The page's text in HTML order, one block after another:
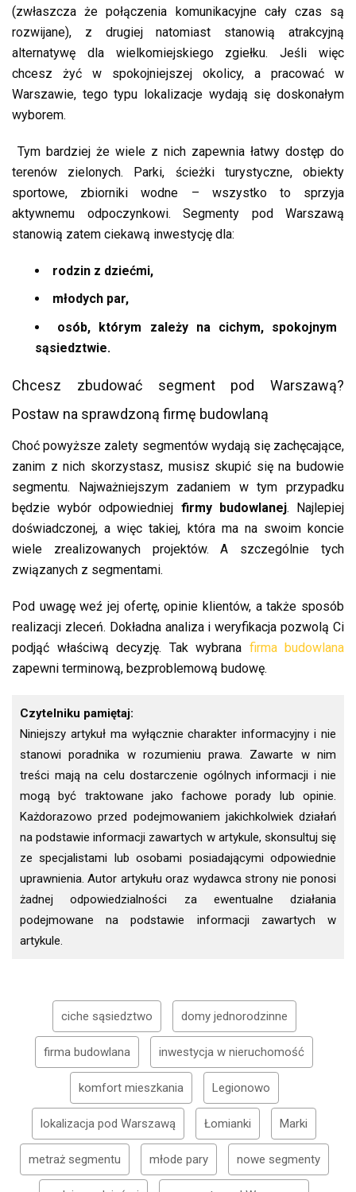
(zwłaszcza że połączenia komunikacyjne cały czas są
rozwijane), z drugiej natomiast stanowią atrakcyjną
alternatywę dla wielkomiejskiego zgiełku. Jeśli więc
chcesz żyć w spokojniejszej okolicy, a pracować w
Warszawie, tego typu lokalizacje wydają się doskonałym
wyborem.
Tym bardziej że wiele z nich zapewnia łatwy dostęp do
terenów zielonych. Parki, ścieżki turystyczne, obiekty
sportowe, zbiorniki wodne – wszystko to sprzyja
aktywnemu odpoczynkowi. Segmenty pod Warszawą
stanowią zatem ciekawą inwestycję dla:
rodzin z dziećmi,
młodych par,
osób, którym zależy na cichym, spokojnym
sąsiedztwie.
Chcesz zbudować segment pod Warszawą?
Postaw na sprawdzoną firmę budowlaną
Choć powyższe zalety segmentów wydają się zachęcające,
zanim z nich skorzystasz, musisz skupić się na budowie
segmentu. Najważniejszym zadaniem w tym przypadku
będzie wybór odpowiedniej firmy budowlanej. Najlepiej
doświadczonej, a więc takiej, która ma na swoim koncie
wiele zrealizowanych projektów. A szczególnie tych
związanych z segmentami.
Pod uwagę weź jej ofertę, opinie klientów, a także sposób
realizacji zleceń. Dokładna analiza i weryfikacja pozwolą Ci
podjąć właściwą decyzję. Tak wybrana firma budowlana
zapewni terminową, bezproblemową budowę.
Czytelniku pamiętaj:
Niniejszy artykuł ma wyłącznie charakter informacyjny i nie
stanowi poradnika w rozumieniu prawa. Zawarte w nim
treści mają na celu dostarczenie ogólnych informacji i nie
mogą być traktowane jako fachowe porady lub opinie.
Każdorazowo przed podejmowaniem jakichkolwiek działań
na podstawie informacji zawartych w artykule, skonsultuj się
ze specjalistami lub osobami posiadającymi odpowiednie
uprawnienia. Autor artykułu oraz wydawca strony nie ponosi
żadnej odpowiedzialności za ewentualne działania
podejmowane na podstawie informacji zawartych w
artykule.
ciche sąsiedztwo domy jednorodzinne
firma budowlana inwestycja w nieruchomość
komfort mieszkania Legionowo
lokalizacja pod Warszawą Łomianki Marki
metraż segmentu młode pary nowe segmenty